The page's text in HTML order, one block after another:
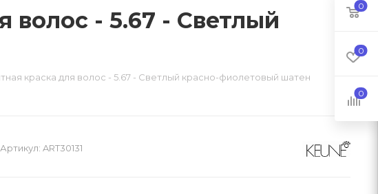
волос - 5.67 - Светлый
краска для волос - 5.67 - Светлый красно-фиолетовый шатен
Артикул: ART30131
0
0
0